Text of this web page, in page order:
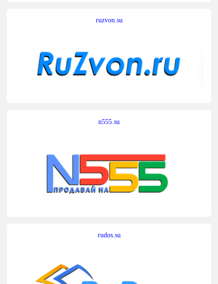
ruzvon.su
n555.su
rudos.su